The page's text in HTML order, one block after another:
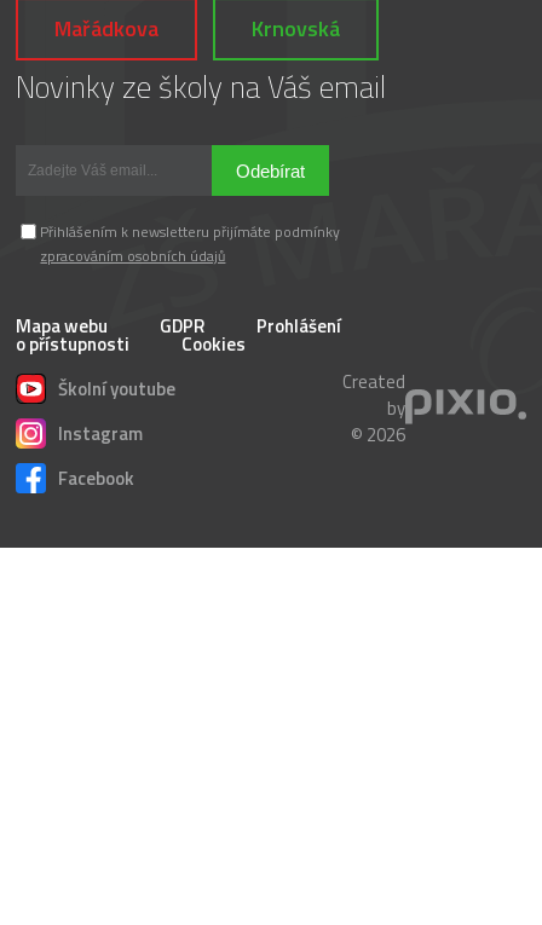
Mařádkova Krnovská
Novinky ze školy na Váš email
Odebírat
Přihlášením k newsletteru přijímáte podmínky
zpracováním osobních údajů
Mapa webu GDPR Prohlášení
o přístupnosti
Cookies
Školní youtube
Instagram
Facebook
Created
by
© 2026